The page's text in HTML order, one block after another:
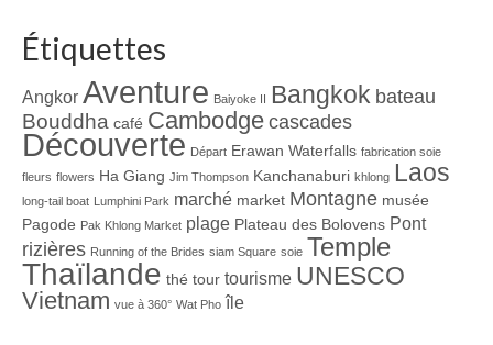
Étiquettes
Angkor Aventure Baiyoke II Bangkok bateau
Bouddha café Cambodge cascades
Découverte Départ Erawan Waterfalls fabrication soie
fleurs flowers Ha Giang Jim Thompson Kanchanaburi khlong Laos
long-tail boat Lumphini Park marché market Montagne musée
Pagode Pak Khlong Market plage Plateau des Bolovens Pont
rizières Running of the Brides siam Square soie Temple
Thaïlande thé tour tourisme UNESCO
Vietnam vue à 360° Wat Pho île